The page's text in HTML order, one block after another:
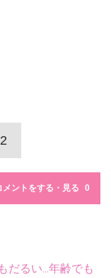
2
メントをする・見る
だるい...年齢でも